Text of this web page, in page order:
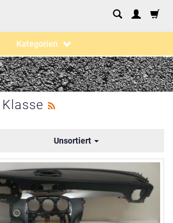
Kategorien
Unsortiert